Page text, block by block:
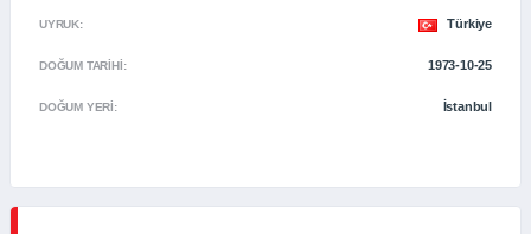
UYRUK: Türkiye
DOĞUM TARIHI: 1973-10-25
DOĞUM YERI: İstanbul